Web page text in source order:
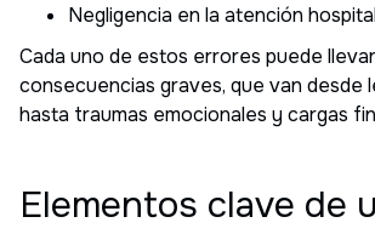
Negligencia en la atención
Cada uno de estos errores puede
consecuencias graves, que van desde
hasta traumas emocionales y cargas
Elementos clave de